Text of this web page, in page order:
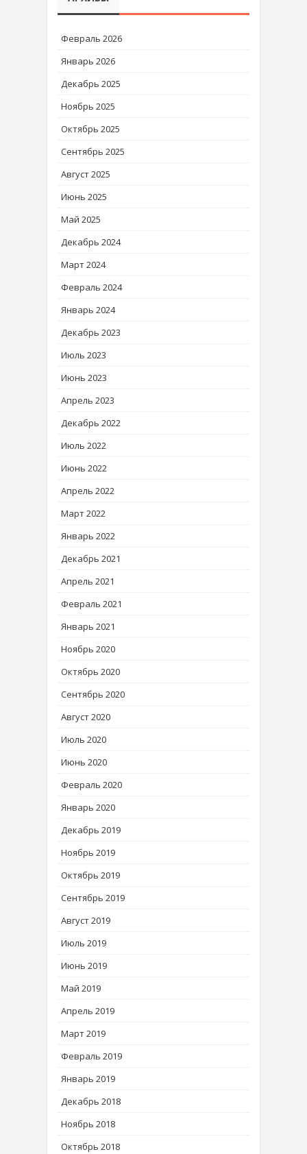
Февраль 2026
Январь 2026
Декабрь 2025
Ноябрь 2025
Октябрь 2025
Сентябрь 2025
Август 2025
Июнь 2025
Май 2025
Декабрь 2024
Март 2024
Февраль 2024
Январь 2024
Декабрь 2023
Июль 2023
Июнь 2023
Апрель 2023
Декабрь 2022
Июль 2022
Июнь 2022
Апрель 2022
Март 2022
Январь 2022
Декабрь 2021
Апрель 2021
Февраль 2021
Январь 2021
Ноябрь 2020
Октябрь 2020
Сентябрь 2020
Август 2020
Июль 2020
Июнь 2020
Февраль 2020
Январь 2020
Декабрь 2019
Ноябрь 2019
Октябрь 2019
Сентябрь 2019
Август 2019
Июль 2019
Июнь 2019
Май 2019
Апрель 2019
Март 2019
Февраль 2019
Январь 2019
Декабрь 2018
Ноябрь 2018
Октябрь 2018